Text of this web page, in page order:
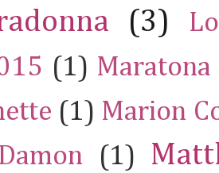
(3)
(1) Maratona
(1) Marion
(1)